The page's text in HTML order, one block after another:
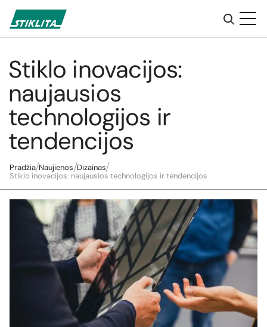
turinį
Stiklo inovacijos:
naujausios
technologijos ir
tendencijos
Pradžia Naujienos Dizainas
Stiklo inovacijos: naujausios technologijos ir tendencijos